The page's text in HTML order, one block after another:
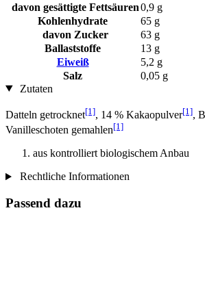
davon gesättigte Fettsäuren0,9 g
Kohlenhydrate
65 g
davon Zucker
63 g
Ballaststoffe
13 g
Eiweiß
5,2 g
Salz
0,05 g
Zutaten
Datteln getrocknet[1], 14 % Kakaopulver[1],
Vanilleschoten gemahlen[1]
aus kontrolliert biologischem Anbau
Rechtliche Informationen
Passend dazu